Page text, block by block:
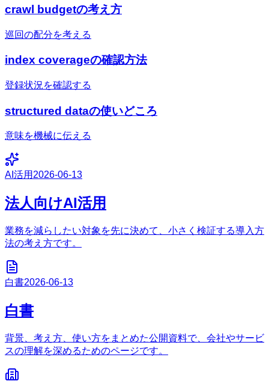
crawl budgetの考え方
巡回の配分を考える
index coverageの確認方法
登録状況を確認する
structured dataの使いどころ
意味を機械に伝える
AI活用2026-06-13
法人向けAI活用
業務を減らしたい対象を先に決めて、小さく検証する導入方
法の考え方です。
白書2026-06-13
白書
背景、考え方、使い方をまとめた公開資料で、会社やサービ
スの理解を深めるためのページです。